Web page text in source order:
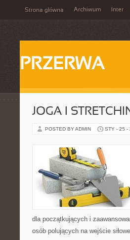
Strona główna Archiwum Inter
PRZERWA
JOGA I
POSTED BY ADMIN STY - 25 -
dla początkujących i
osób polujących na wejście